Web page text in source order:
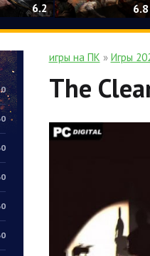
6.2 6.8
игры на ПК » Игры
The